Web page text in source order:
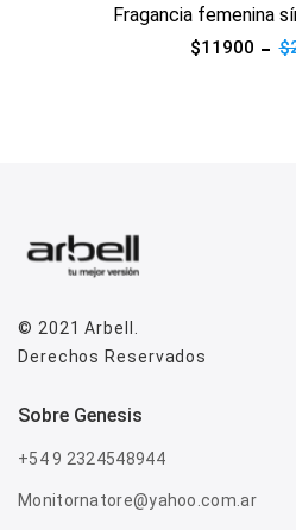
Fragancia femenina
$11900
© 2021Arbell
Derechos Reservados
sobre genesis
+54 9 2324548944
Monitornatore@yahoo.com.ar